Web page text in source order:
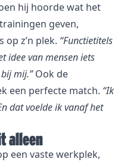
hij hoorde wat het
geven,
op z’n plek. “Functietitels
idee van mensen iets
mij.”Ook de
een perfecte match. “Ik
dat voelde ik vanaf het
alleen
een vaste werkplek,